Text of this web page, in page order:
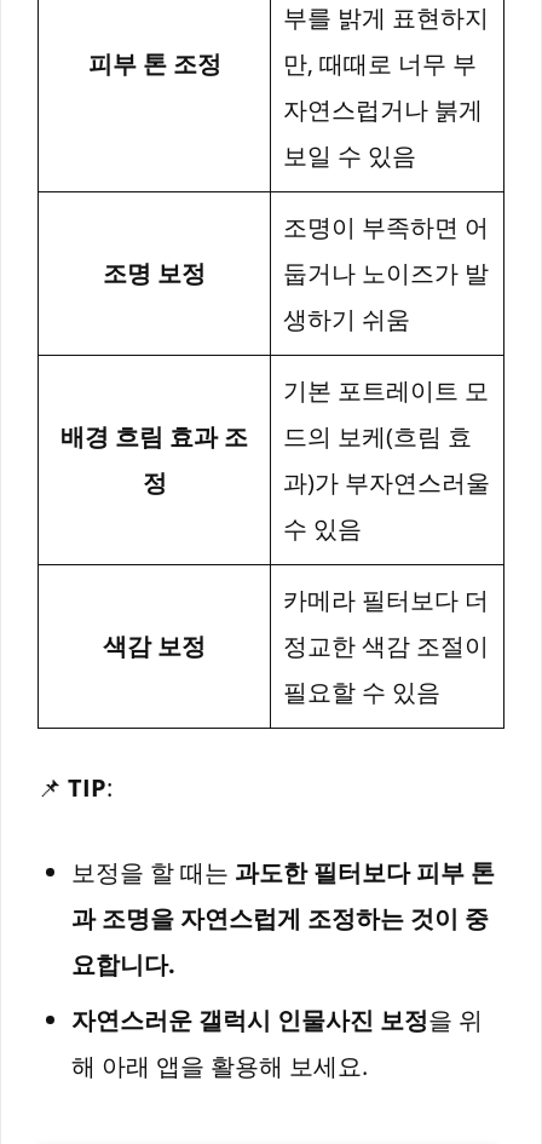
피부 톤 조정
부를 밝게 표현하지
만, 때때로 너무 부
자연스럽거나 붉게
보일 수 있음
조명 보정
조명이 부족하면 어
둡거나 노이즈가 발
생하기 쉬움
배경 흐림 효과 조
정
기본 포트레이트 모
드의 보케(흐림 효
과)가 부자연스러울
수 있음
색감 보정
카메라 필터보다 더
정교한 색감 조절이
필요할 수 있음
📌 TIP:
보정을 할 때는 과도한 필터보다 피부 톤
과 조명을 자연스럽게 조정하는 것이 중
요합니다.
자연스러운 갤럭시 인물사진 보정을 위
해 아래 앱을 활용해 보세요.